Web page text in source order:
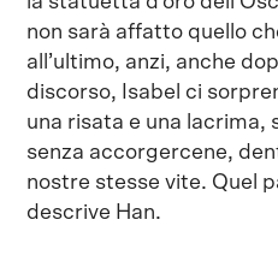
non sarà affatto quello
all’ultimo, anzi, anche
discorso, Isabel ci
una risata e una lacrima,
senza accorgercene,
nostre stesse vite. Quel
descrive Han.